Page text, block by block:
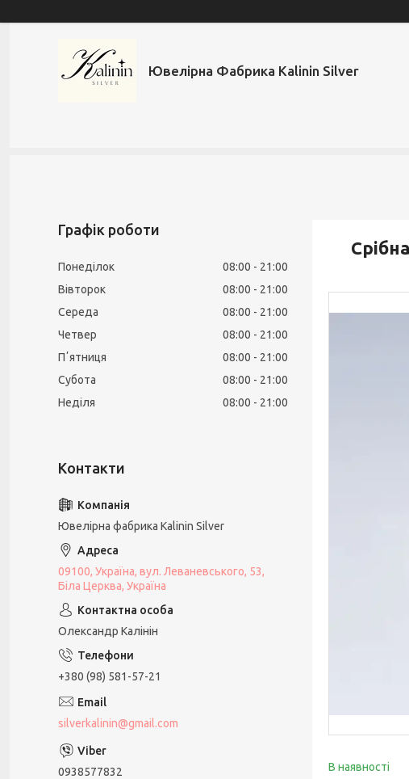
Ювелірна Фабрика Kalinin Silver
В наявності
Графік роботи
Понеділок 08:00
21:00
Вівторок
08:00
21:00
Середа
08:00
21:00
Четвер
08:00
21:00
Пʼятниця
08:00
21:00
Субота
08:00
21:00
Неділя
08:00 21:00
Ювелірна фабрика Kalinin Silver
09100, Україна, вул. Леваневського, 53,
Біла Церква, Україна
Олександр Калінін
+380 (98) 581-57-21
silverkalinin@gmail.com
0938577832